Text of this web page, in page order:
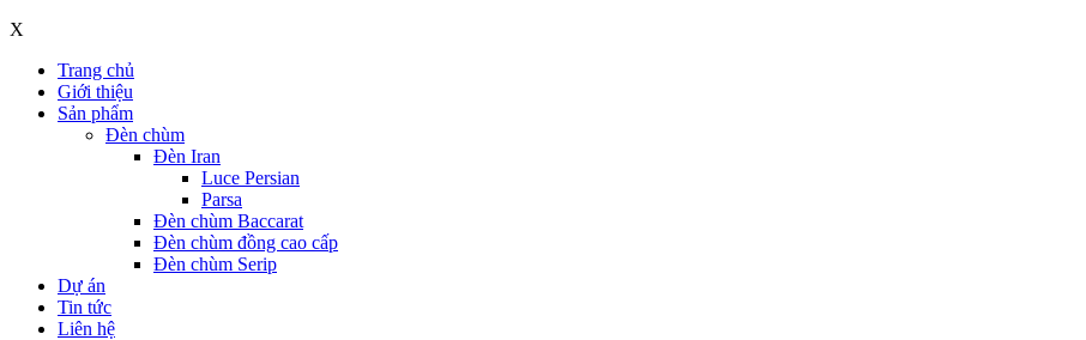
X
Trang chủ
Giới thiệu
Sản phẩm
Đèn chùm
Đèn Iran
Luce Persian
Parsa
Đèn chùm Baccarat
Đèn chùm đồng cao cấp
Đèn chùm Serip
Dự án
Tin tức
Liên hệ